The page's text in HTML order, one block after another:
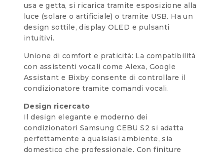
usa e getta, si ricarica tramite esposizione alla
luce (solare o artificiale) o tramite USB. Ha un
design sottile, display OLED e pulsanti
intuitivi.
Unione di comfort e praticità: La compatibilità
con assistenti vocali come Alexa, Google
Assistant e Bixby consente di controllare il
condizionatore tramite comandi vocali.
Design ricercato
Il design elegante e moderno dei
condizionatori Samsung CEBU S2 si adatta
perfettamente a qualsiasi ambiente, sia
domestico che professionale. Con finiture